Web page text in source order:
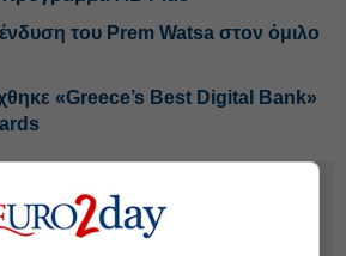
του Prem Watsa στον όμιλο
«Greece’s Best Digital Bank»